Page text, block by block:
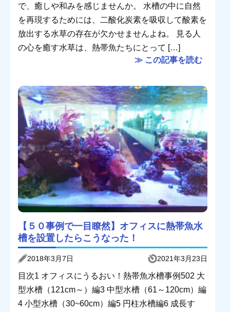
で、癒しや和みを感じませんか。 水槽の中に自然
を再現するためには、二酸化炭素を吸収して酸素を
放出する水草の存在が欠かせませんよね。 見る人
の心を癒す水草は、熱帯魚たちにとって […]
≫ この記事を読む
【５０事例で一目瞭然】オフィスに熱帯魚水
槽を設置したらこうなった！
2018年3月7日 2021年3月23日
目次1 オフィスにうるおい！熱帯魚水槽事例502 大
型水槽（121cm～）編3 中型水槽（61～120cm）編
4 小型水槽（30~60cm）編5 円柱水槽編6 成長す